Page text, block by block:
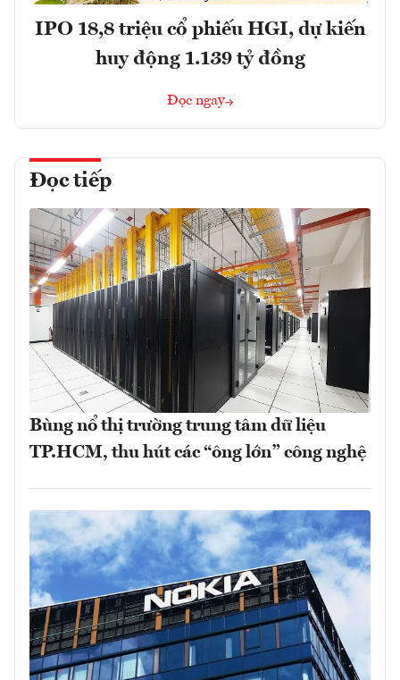
IPO 18,8 triệu cổ phiếu HGI, dự kiến
huy động 1.139 tỷ đồng
Đọc ngay
Đọc tiếp
Bùng nổ thị trường trung tâm dữ liệu
TP.HCM, thu hút các “ông lớn” công nghệ